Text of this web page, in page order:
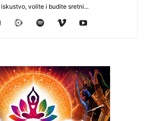
volite i budite sretni...